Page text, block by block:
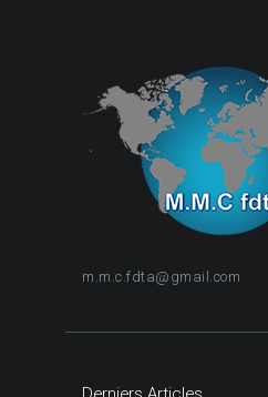
m.m.c.fdta@gmail.com